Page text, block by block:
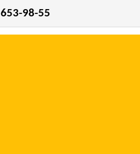
653-98-55